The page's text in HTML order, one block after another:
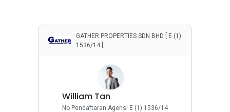
GATHER PROPERTIES SDN BHD [ E (1)
1536/14 ]
William Tan
No Pendaftaran Agensi E (1) 1536/14